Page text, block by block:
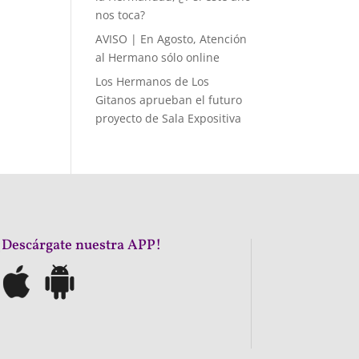
nos toca?
AVISO | En Agosto, Atención
al Hermano sólo online
Los Hermanos de Los
Gitanos aprueban el futuro
proyecto de Sala Expositiva
nuestra APP!